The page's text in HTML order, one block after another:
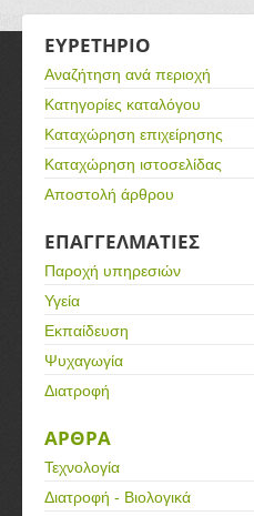
ΕΥΡΕΤΗΡΙΟ
Αναζήτηση ανά περιοχή
Κατηγορίες καταλόγου
Καταχώρηση επιχείρησης
Καταχώρηση ιστοσελίδας
Αποστολή άρθρου
ΕΠΑΓΓΕΛΜΑΤΙΕΣ
Παροχή υπηρεσιών
Υγεία
Εκπαίδευση
Ψυχαγωγία
Διατροφή
ΑΡΘΡΑ
Τεχνολογία
Διατροφή - Βιολογικά